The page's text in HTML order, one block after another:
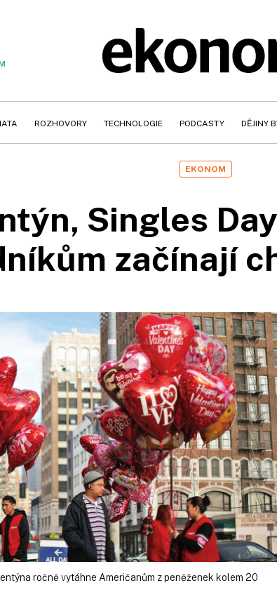
ROZHOVORY TECHNOLOGIE PODCASTY DĚJINY
EKONOM
Singles
začínají
ročně vytáhne Američanům z peněženek kolem 20